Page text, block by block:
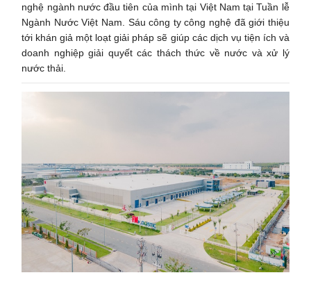
nghệ ngành nước đầu tiên của mình tại Việt Nam tại Tuần lễ
Ngành Nước Việt Nam. Sáu công ty công nghệ đã giới thiệu
tới khán giả một loạt giải pháp sẽ giúp các dịch vụ tiện ích và
doanh nghiệp giải quyết các thách thức về nước và xử lý
nước thải.